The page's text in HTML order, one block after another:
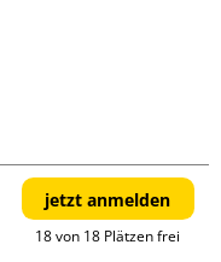
jetzt anmelden
18 von 18 Plätzen frei